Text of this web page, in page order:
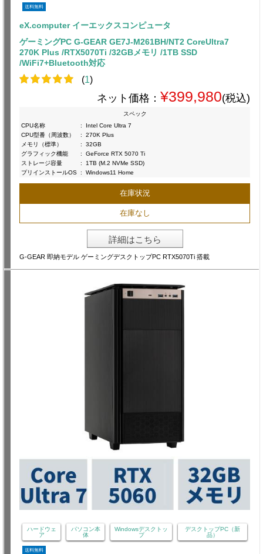
送料無料
eX.computer イーエックスコンピュータ
ゲーミングPC G-GEAR GE7J-M261BH/NT2 CoreUltra7
270K Plus /RTX5070Ti /32GBメモリ /1TB SSD
/WiFi7+Bluetooth対応
(1)
ネット価格： ¥399,980(税込)
スペック
CPU名称
:
Intel Core Ultra 7
CPU型番（周波数）
:
270K Plus
メモリ（標準）
:
32GB
グラフィック機能
:
GeForce RTX 5070 Ti
ストレージ容量
:
1TB (M.2 NVMe SSD)
プリインストールOS : Windows11 Home
在庫状況
在庫なし
詳細はこちら
G-GEAR 即納モデル ゲーミングデスクトップPC RTX5070Ti 搭載
ハードウェ
ア
パソコン本
体
Windowsデスクトッ
プ
デスクトップPC（新
品）
送料無料